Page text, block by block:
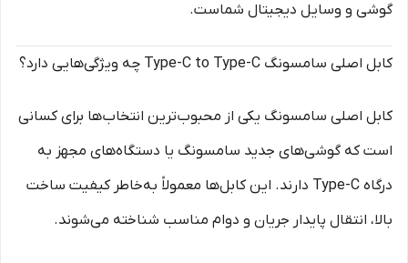
گوشی و وسایل دیجیتال شماست.
کابل اصلی سامسونگ Type-C to Type-C چه ویژگی‌هایی دارد؟
کابل اصلی سامسونگ یکی از محبوب‌ترین انتخاب‌ها برای کسانی
است که گوشی‌های جدید سامسونگ یا دستگاه‌های مجهز به
درگاه Type-C دارند. این کابل‌ها معمولاً به‌خاطر کیفیت ساخت
بالا، انتقال پایدار جریان و دوام مناسب شناخته می‌شوند.